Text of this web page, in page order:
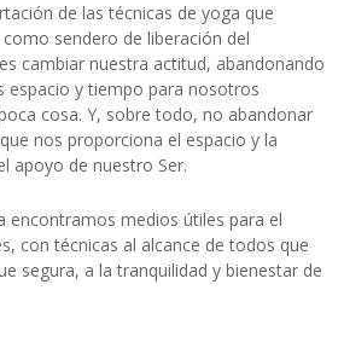
de las técnicas de yoga que
sendero de liberación del
cambiar nuestra actitud, abandonando
espacio y tiempo para nosotros
cosa. Y, sobre todo, no abandonar
nos proporciona el espacio y la
apoyo de nuestro Ser.
encontramos medios útiles para el
con técnicas al alcance de todos que
segura, a la tranquilidad y bienestar de